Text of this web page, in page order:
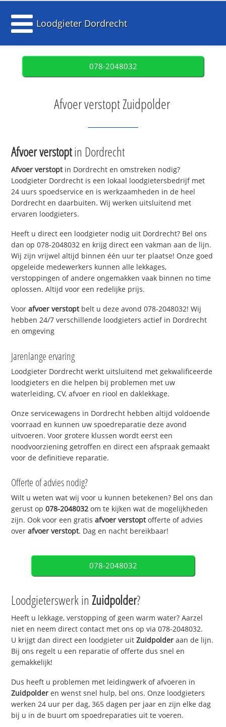
Loodgieter Dordrecht
078-2048032
Afvoer verstopt Zuidpolder
Afvoer verstoptin Dordrecht
Afvoer verstoptin Dordrecht en omstreken nodig?
Loodgieter Dordrecht is een lokaal loodgietersbedrijf met
24 uurs spoedservice en is werkzaamheden in de heel
Dordrecht en daarbuiten. Wij werken uitsluitend met
ervaren loodgieters.
Heeft u direct een loodgieter nodig uit Dordrecht? Bel ons
dan op 078-2048032 en krijg direct een vakman aan de lijn.
Wij zijn vrijwel altijd binnen één uur ter plaatse! Onze goed
opgeleide medewerkers kunnen alle lekkages,
verstoppingen of andere ongemakken vaak binnen no time
oplossen. Altijd voor een redelijke prijs.
Voorafvoer verstoptbelt u deze avond 078-2048032! Wij
hebben 24/7 verschillende loodgieters actief in Dordrecht
en omgeving
Jarenlange ervaring
Loodgieter Dordrecht werkt uitsluitend met gekwalificeerde
loodgieters en die helpen bij problemen met uw
waterleiding, CV, afvoer en riool en daklekkage.
Onze servicewagens in Dordrecht hebben altijd voldoende
voorraad en kunnen uw spoedreparatie deze avond
uitvoeren. Voor grotere klussen wordt eerst een
noodvoorziening getroffen en direct een afspraak gemaakt
voor de definitieve reparatie.
Offerte of advies nodig?
Wilt u weten wat wij voor u kunnen betekenen? Bel ons dan
gerust op078-2048032 om te kijken wat de mogelijkheden
zijn. Ook voor een gratisafvoer verstoptofferte of advies
overafvoer verstopt. Dag en nacht bereikbaar!
078-2048032
Loodgieterswerk inZuidpolder?
Heeft u lekkage, verstopping of geen warm water? Aarzel
niet en neem direct contact met ons op via 078-2048032.
U krijgt dan direct een loodgieter uitZuidpolder aan de lijn.
Bij ons regelt u een reparatie of offerte dus snel en
gemakkelijk!
Dus heeft u problemen met leidingwerk of afvoeren in
Zuidpolder en wenst snel hulp, bel ons. Onze loodgieters
werken 24 uur per dag, 365 dagen per jaar en zijn elke dag
bij u in de buurt om spoedreparaties uit te voeren.